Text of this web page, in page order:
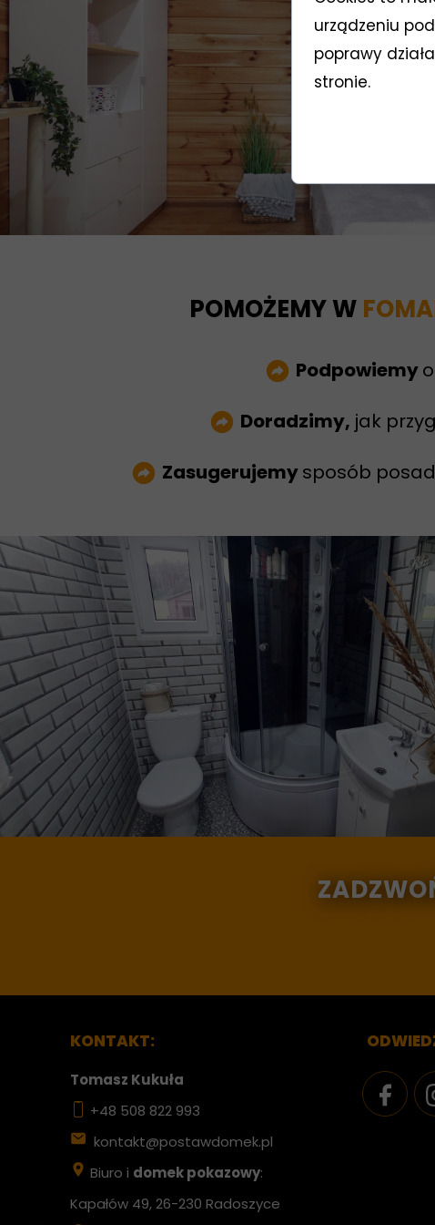
POMOŻEMY W
Podpowiemy
Doradzimy, jak
Zasugerujemysposób
Tomasz Kukuła
+48 508 822 993
kontakt@postawdomek.pl
Biuro i domek pokazowy:
Kapałów 49, 26-230 Radoszyce
KONTAKT:
urządzeniu
poprawy
stronie.